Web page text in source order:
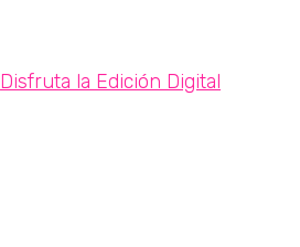
Disfruta la Edición Digital